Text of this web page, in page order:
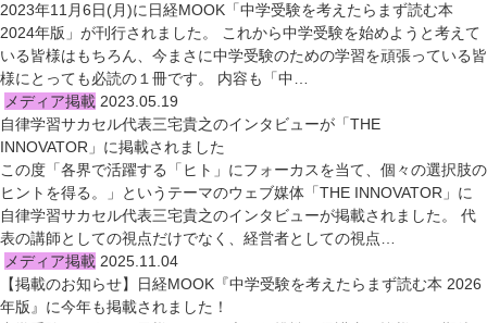
2023年11月6日(月)に日経MOOK「中学受験を考えたらまず読む本
2024年版」が刊行されました。 これから中学受験を始めようと考えて
いる皆様はもちろん、今まさに中学受験のための学習を頑張っている皆
様にとっても必読の１冊です。 内容も「中…
メディア掲載 2023.05.19
自律学習サカセル代表三宅貴之のインタビューが「THE
INNOVATOR」に掲載されました
この度「各界で活躍する「ヒト」にフォーカスを当て、個々の選択肢の
ヒントを得る。」というテーマのウェブ媒体「THE INNOVATOR」に
自律学習サカセル代表三宅貴之のインタビューが掲載されました。 代
表の講師としての視点だけでなく、経営者としての視点…
メディア掲載 2025.11.04
【掲載のお知らせ】日経MOOK『中学受験を考えたらまず読む本 2026
年版』に今年も掲載されました！